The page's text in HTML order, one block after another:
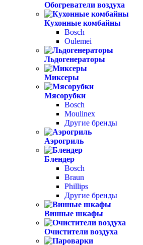
Обогреватели воздуха
Кухонные комбайны
Bosch
Oulemei
Льдогенераторы
Миксеры
Мясорубки
Bosch
Moulinex
Другие бренды
Аэрогриль
Блендер
Bosch
Braun
Phillips
Другие бренды
Винные шкафы
Очистители воздуха